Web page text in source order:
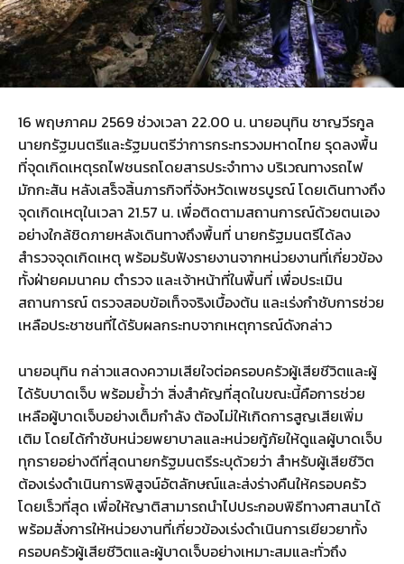
16 พฤษภาคม 2569 ช่วงเวลา 22.00 น. นายอนุทิน ชาญวีรกูล
นายกรัฐมนตรีและรัฐมนตรีว่าการกระทรวงมหาดไทย รุดลงพื้น
ที่จุดเกิดเหตุรถไฟชนรถโดยสารประจำทาง บริเวณทางรถไฟ
มักกะสัน หลังเสร็จสิ้นภารกิจที่จังหวัดเพชรบูรณ์ โดยเดินทางถึง
จุดเกิดเหตุในเวลา 21.57 น. เพื่อติดตามสถานการณ์ด้วยตนเอง
อย่างใกล้ชิดภายหลังเดินทางถึงพื้นที่ นายกรัฐมนตรีได้ลง
สำรวจจุดเกิดเหตุ พร้อมรับฟังรายงานจากหน่วยงานที่เกี่ยวข้อง
ทั้งฝ่ายคมนาคม ตำรวจ และเจ้าหน้าที่ในพื้นที่ เพื่อประเมิน
สถานการณ์ ตรวจสอบข้อเท็จจริงเบื้องต้น และเร่งกำชับการช่วย
เหลือประชาชนที่ได้รับผลกระทบจากเหตุการณ์ดังกล่าว
นายอนุทิน กล่าวแสดงความเสียใจต่อครอบครัวผู้เสียชีวิตและผู้
ได้รับบาดเจ็บ พร้อมย้ำว่า สิ่งสำคัญที่สุดในขณะนี้คือการช่วย
เหลือผู้บาดเจ็บอย่างเต็มกำลัง ต้องไม่ให้เกิดการสูญเสียเพิ่ม
เติม โดยได้กำชับหน่วยพยาบาลและหน่วยกู้ภัยให้ดูแลผู้บาดเจ็บ
ทุกรายอย่างดีที่สุดนายกรัฐมนตรีระบุด้วยว่า สำหรับผู้เสียชีวิต
ต้องเร่งดำเนินการพิสูจน์อัตลักษณ์และส่งร่างคืนให้ครอบครัว
โดยเร็วที่สุด เพื่อให้ญาติสามารถนำไปประกอบพิธีทางศาสนาได้
พร้อมสั่งการให้หน่วยงานที่เกี่ยวข้องเร่งดำเนินการเยียวยาทั้ง
ครอบครัวผู้เสียชีวิตและผู้บาดเจ็บอย่างเหมาะสมและทั่วถึง